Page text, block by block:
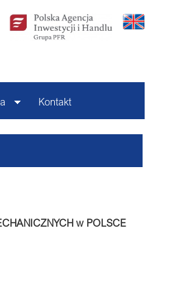
Kontakt
w POLSCE